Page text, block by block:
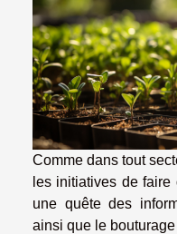
Comme dans tout
les initiatives de
une quête des
ainsi que le